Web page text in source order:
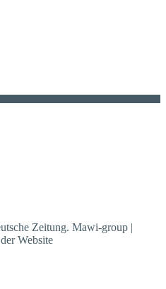
Zeitung. Mawi-group |
Website